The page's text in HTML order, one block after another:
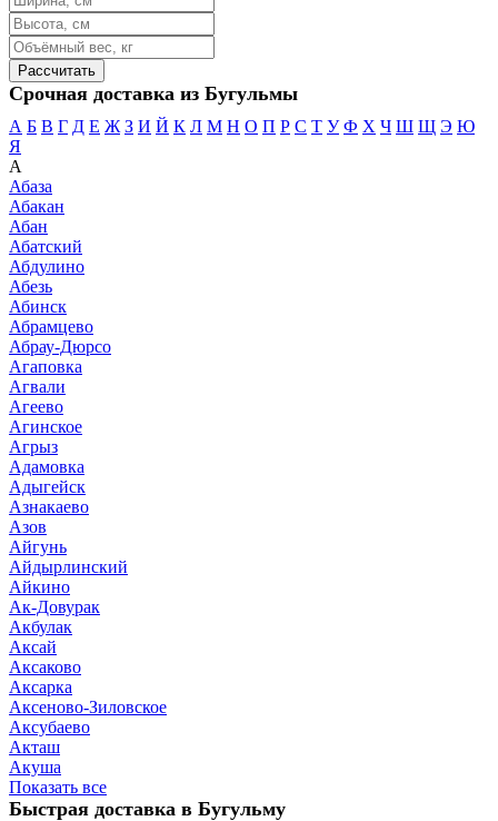
Срочная доставка из Бугульмы
А Б В Г Д Е Ж З И Й К Л М Н О П Р С Т У Ф Х Ч Ш Щ Э Ю
Я
А
Абаза
Абакан
Абан
Абатский
Абдулино
Абезь
Абинск
Абрамцево
Абрау-Дюрсо
Агаповка
Агвали
Агеево
Агинское
Агрыз
Адамовка
Адыгейск
Азнакаево
Азов
Айгунь
Айдырлинский
Айкино
Ак-Довурак
Акбулак
Аксай
Аксаково
Аксарка
Аксеново-Зиловское
Аксубаево
Акташ
Акуша
Показать все
Быстрая доставка в Бугульму